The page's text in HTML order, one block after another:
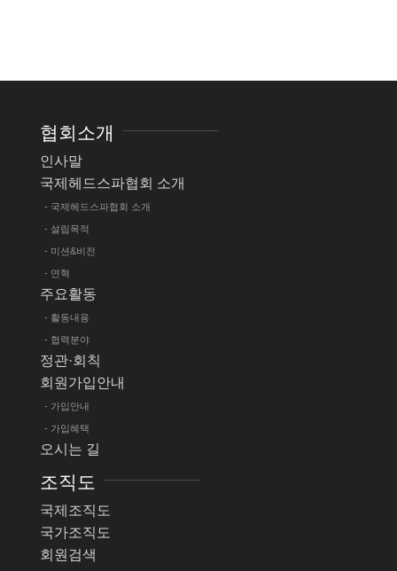
협회소개
인사말
국제헤드스파협회 소개
- 국제헤드스파협회 소개
- 설립목적
- 미션&비전
- 연혁
주요활동
- 활동내용
- 협력분야
정관·회칙
회원가입안내
- 가입안내
- 가입혜택
오시는 길
조직도
국제조직도
국가조직도
회원검색